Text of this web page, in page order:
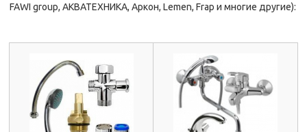
FAWI group, АКВАТЕХНИКА, Аркон, Lemen, Frap и многие другие):